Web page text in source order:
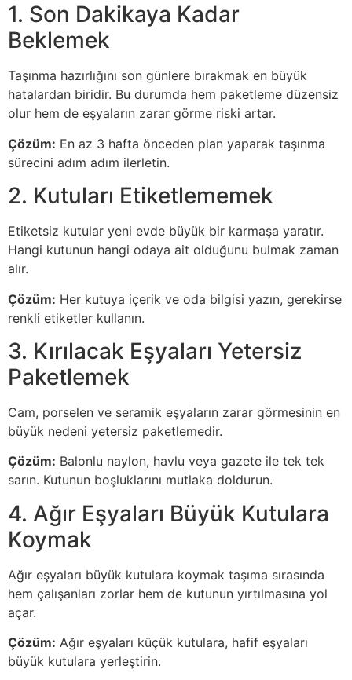
1. Son Dakikaya Kadar
Beklemek
Taşınma hazırlığını son günlere bırakmak en büyük
hatalardan biridir. Bu durumda hem paketleme düzensiz
olur hem de eşyaların zarar görme riski artar.
Çözüm: En az 3 hafta önceden plan yaparak taşınma
sürecini adım adım ilerletin.
2. Kutuları Etiketlememek
Etiketsiz kutular yeni evde büyük bir karmaşa yaratır.
Hangi kutunun hangi odaya ait olduğunu bulmak zaman
alır.
Çözüm: Her kutuya içerik ve oda bilgisi yazın, gerekirse
renkli etiketler kullanın.
3. Kırılacak Eşyaları Yetersiz
Paketlemek
Cam, porselen ve seramik eşyaların zarar görmesinin en
büyük nedeni yetersiz paketlemedir.
Çözüm: Balonlu naylon, havlu veya gazete ile tek tek
sarın. Kutunun boşluklarını mutlaka doldurun.
4. Ağır Eşyaları Büyük Kutulara
Koymak
Ağır eşyaları büyük kutulara koymak taşıma sırasında
hem çalışanları zorlar hem de kutunun yırtılmasına yol
açar.
Çözüm: Ağır eşyaları küçük kutulara, hafif eşyaları
büyük kutulara yerleştirin.